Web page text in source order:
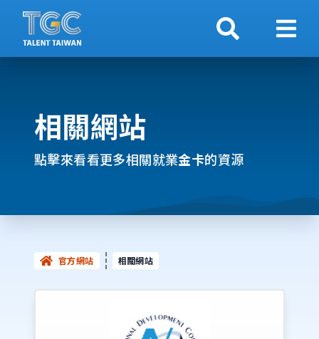
搜索 顯示
相關網站
點擊來看看更多相關就業金卡的資源
官方網站 相關網站